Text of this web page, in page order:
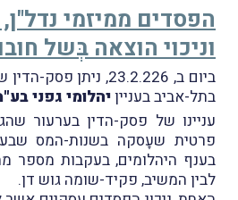
הפסדים ממיזמי
וניכוי הוצאה בְּשל
ביום ב, 23.2.226,
בתל-אביב בענייןיהלומי גפני
עניינו של פסק-הדין בערעור
בענף היהלומים, בעקבות מספר
לבין המשיב, פקיד-שומה גוש דן.